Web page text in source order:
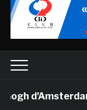
d’Amsterdam